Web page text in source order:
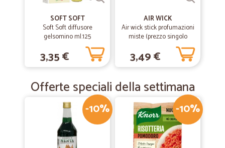
SOFT SOFT
Soft Soft diffusore
gelsomino ml.125
3,35 €
AIR WICK
Air wick stick profumazioni
miste (prezzo singolo
3,49 €
Offerte speciali della settimana
-10% -10%